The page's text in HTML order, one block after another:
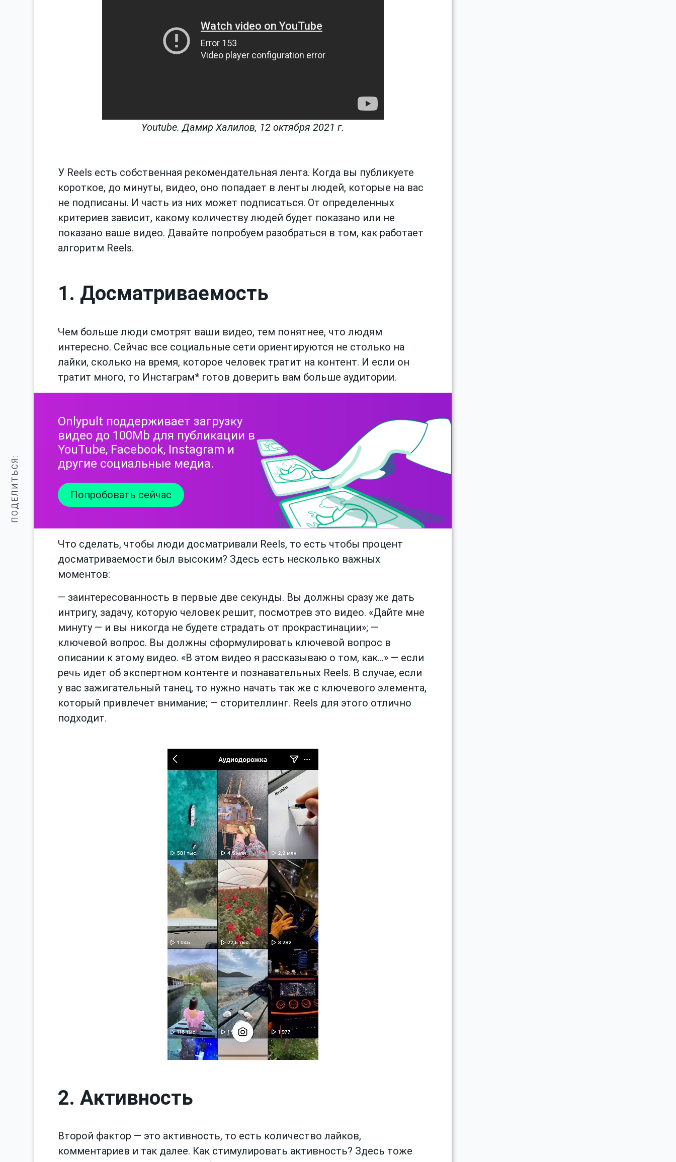
ПОДЕЛИТЬСЯ:
Youtube. Дамир Халилов, 12 октября 2021 г.
У Reels есть собственная рекомендательная лента. Когда вы публикуете
короткое, до минуты, видео, оно попадает в ленты людей, которые на вас
не подписаны. И часть из них может подписаться. От определенных
критериев зависит, какому количеству людей будет показано или не
показано ваше видео. Давайте попробуем разобраться в том, как работает
алгоритм Reels.
1. Досматриваемость
Чем больше люди смотрят ваши видео, тем понятнее, что людям
интересно. Сейчас все социальные сети ориентируются не столько на
лайки, сколько на время, которое человек тратит на контент. И если он
тратит много, то Инстаграм* готов доверить вам больше аудитории.
Onlypult поддерживает загрузку
видео до 100Mb для публикации в
YouTube, Facebook, Instagram и
другие социальные медиа.
Попробовать сейчас
Что сделать, чтобы люди досматривали Reels, то есть чтобы процент
досматриваемости был высоким? Здесь есть несколько важных
моментов:
— заинтересованность в первые две секунды. Вы должны сразу же дать
интригу, задачу, которую человек решит, посмотрев это видео. «Дайте мне
минуту — и вы никогда не будете страдать от прокрастинации»; —
ключевой вопрос. Вы должны сформулировать ключевой вопрос в
описании к этому видео. «В этом видео я рассказываю о том, как…» — если
речь идет об экспертном контенте и познавательных Reels. В случае, если
у вас зажигательный танец, то нужно начать так же с ключевого элемента,
который привлечет внимание; — сторителлинг. Reels для этого отлично
подходит.
2. Активность
Второй фактор — это активность, то есть количество лайков,
комментариев и так далее. Как стимулировать активность? Здесь тоже